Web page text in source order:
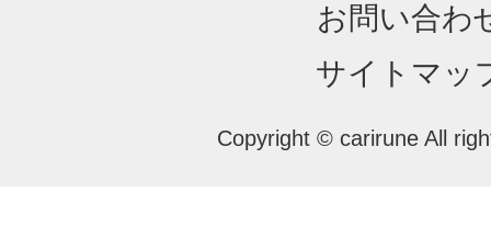
お問い合わ
サイトマッ
Copyright © carirune All